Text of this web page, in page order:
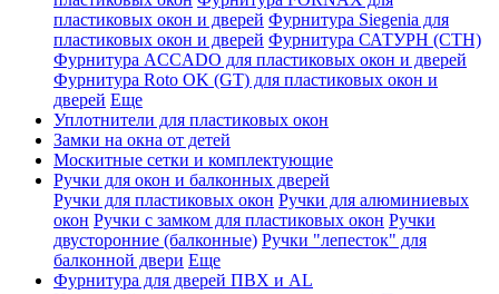
пластиковых окон и дверей Фурнитура Siegenia для
пластиковых окон и дверей Фурнитура САТУРН (СТН)
Фурнитура ACCADO для пластиковых окон и дверей
Фурнитура Roto OK (GT) для пластиковых окон и
дверей Еще
Уплотнители для пластиковых окон
Замки на окна от детей
Москитные сетки и комплектующие
Ручки для окон и балконных дверей
Ручки для пластиковых окон Ручки для алюминиевых
окон Ручки с замком для пластиковых окон Ручки
двусторонние (балконные) Ручки "лепесток" для
балконной двери Еще
Фурнитура для дверей ПВХ и AL